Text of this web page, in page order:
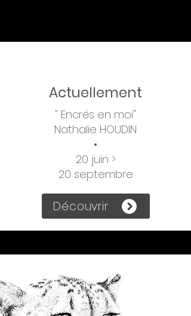
Actuellement
" Encrés en moi"
Nathalie HOUDIN
•
20 juin >
20 septembre
Découvrir